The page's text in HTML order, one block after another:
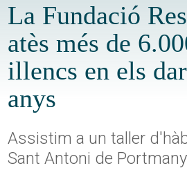
La Fundació
atès més de
illencs en els
anys
Assistim a un taller
Sant Antoni de Portmany